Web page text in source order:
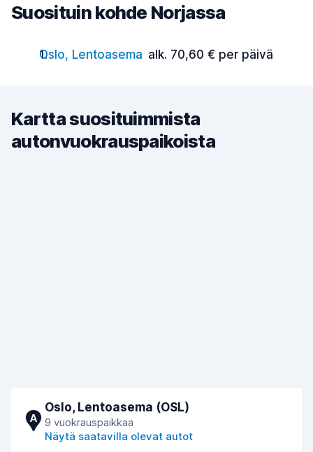
Suosituin kohde Norjassa
Oslo, Lentoasema alk. 70,60 € per päivä
Kartta suosituimmista
autonvuokrauspaikoista
A
Oslo, Lentoasema (OSL)
9 vuokrauspaikkaa
Näytä saatavilla olevat autot